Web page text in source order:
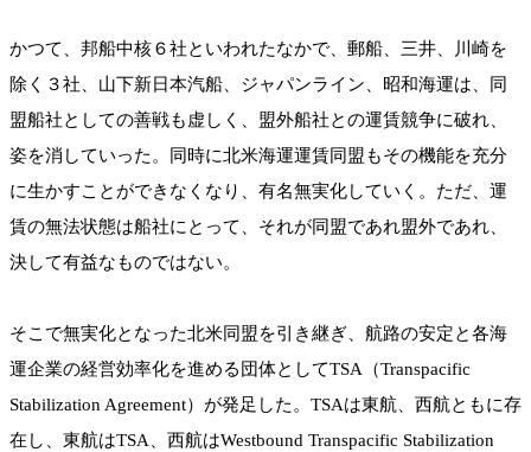
かつて、邦船中核６社といわれたなかで、郵船、三井、川崎を
除く３社、山下新日本汽船、ジャパンライン、昭和海運は、同
盟船社としての善戦も虚しく、盟外船社との運賃競争に破れ、
姿を消していった。同時に北米海運運賃同盟もその機能を充分
に生かすことができなくなり、有名無実化していく。ただ、運
賃の無法状態は船社にとって、それが同盟であれ盟外であれ、
決して有益なものではない。
そこで無実化となった北米同盟を引き継ぎ、航路の安定と各海
運企業の経営効率化を進める団体としてTSA（Transpacific
Stabilization Agreement）が発足した。TSAは東航、西航ともに存
在し、東航はTSA、西航はWestbound Transpacific Stabilization